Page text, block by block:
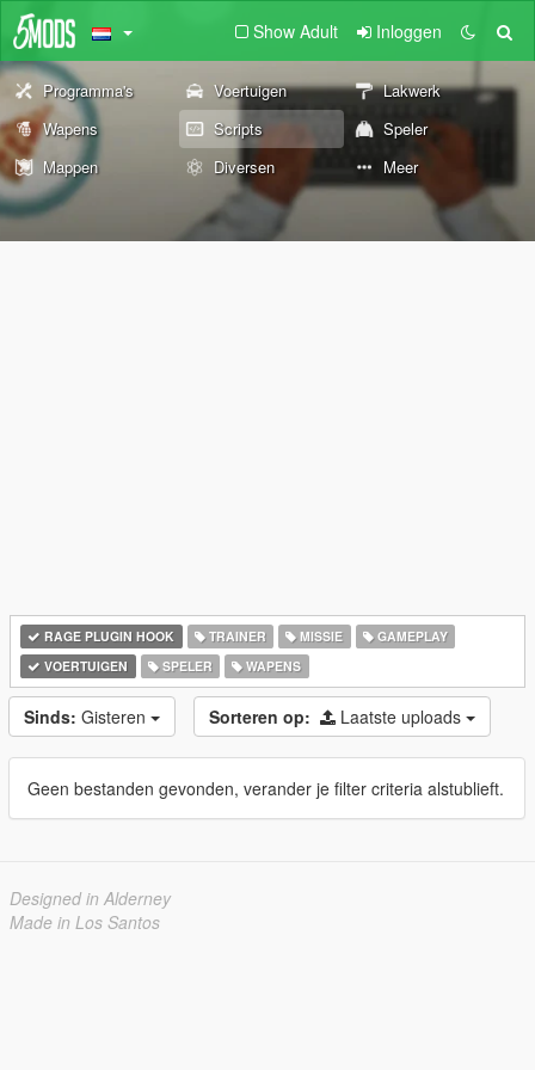
Show Adult Inloggen
Programma's Voertuigen
Lakwerk
Wapens
Scripts
Speler
Mappen
Diversen Meer
RAGE PLUGIN HOOK TRAINER MISSIE
GAMEPLAY
VOERTUIGEN
SPELER WAPENS
Sinds: Gisteren Sorteren op: Laatste uploads
Geen bestanden gevonden, verander je filter criteria alstublieft.
Designed in Alderney
Made in Los Santos